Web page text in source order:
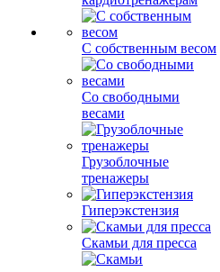
С собственным весом
Со свободными
весами
Грузоблочные
тренажеры
Гиперэкстензия
Скамьи для пресса